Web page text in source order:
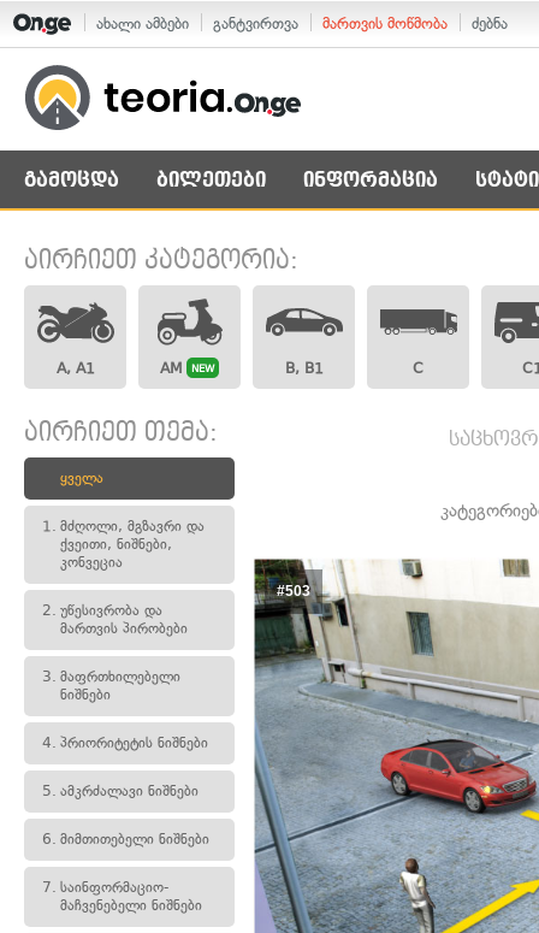
ახალი ამბები განტვირთვა მართვის მოწმობა ძებნა
გამოცდა ბილეთები ინფორმაცია
აირჩიეთ კატეგორია:
A, A1 AM NEW B, B1 C
აირჩიეთ თემა:
ყველა
1. მძღოლი, მგზავრი და
ქვეითი, ნიშნები,
კონვეცია
2. უწესივრობა და
მართვის პირობები
3. მაფრთხილებელი
ნიშნები
4. პრიორიტეტის ნიშნები
5. ამკრძალავი ნიშნები
6. მიმთითებელი ნიშნები
7. საინფორმაციო-
მაჩვენებელი ნიშნები
#503